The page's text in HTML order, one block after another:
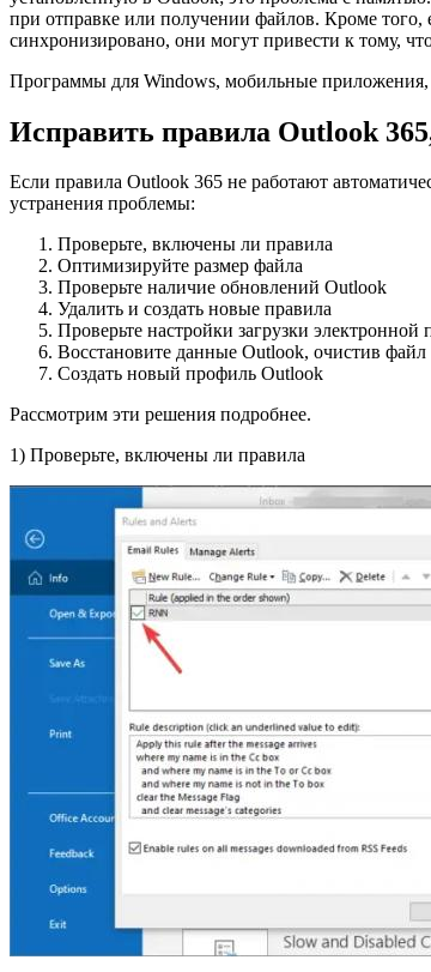
при отправке или получении файлов. Кроме
синхронизировано, они могут привести к тому,
Программы для Windows, мобильные
Исправить правила Outlook
Если правила Outlook 365 не работают
устранения проблемы:
Проверьте, включены ли правила
Оптимизируйте размер файла
Проверьте наличие обновлений Outlook
Удалить и создать новые правила
Проверьте настройки загрузки электронной
Восстановите данные Outlook, очистив файл
Создать новый профиль Outlook
Рассмотрим эти решения подробнее.
1) Проверьте, включены ли правила